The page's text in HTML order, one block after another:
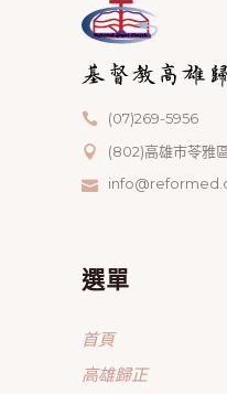
(07)269-5956
(802)高雄市苓雅
選單
首頁
高雄歸正